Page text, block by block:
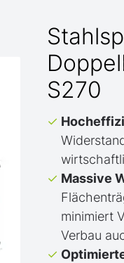
S270
Massive
minimiert
Verbau